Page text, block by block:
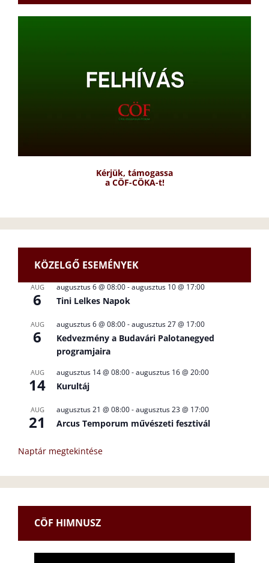
Kérjük, támogassa
a CÖF-CÖKA-t!
KÖZELGŐ ESEMÉNYEK
AUG
6
augusztus 6 @ 08:00-augusztus 10 @ 17:00
Tini Lelkes Napok
AUG
6
augusztus 6 @ 08:00-augusztus 27 @ 17:00
Kedvezmény a Budavári Palotanegyed
programjaira
AUG
14
augusztus 14 @ 08:00-augusztus 16 @ 20:00
Kurultáj
AUG
21
augusztus 21 @ 08:00-augusztus 23 @ 17:00
Arcus Temporum művészeti fesztivál
Naptár megtekintése
CÖF HIMNUSZ